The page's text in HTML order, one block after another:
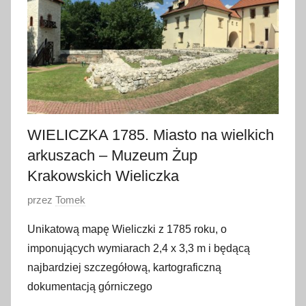
u
d
n
i
a
2
0
1WIELICZKA 1785. Miasto na wielkich
arkuszach – Muzeum Żup
Krakowskich Wieliczka
O
u
b
l
i
przez Tomek
Unikatową mapę Wieliczki z 1785 roku, o
imponujących wymiarach 2,4 x 3,3 m i będącą
najbardziej szczegółową, kartograficzną
dokumentacją górniczego